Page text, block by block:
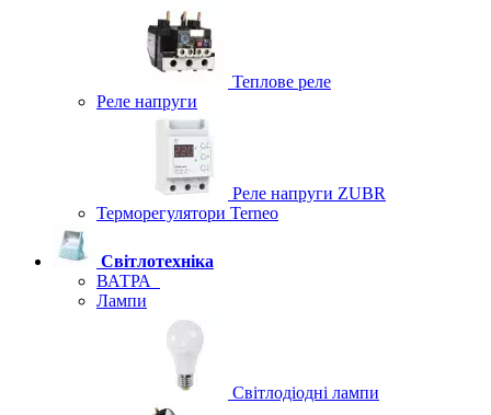
Теплове реле
Реле напруги
Реле напруги ZUBR
Терморегулятори Terneo
Світлотехніка
ВАТРА
Лампи
Світлодіодні лампи